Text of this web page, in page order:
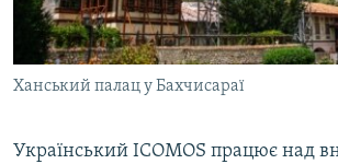
СВІДЧЕННЯ ОКУПАЦІЇ
УКРАЇНСЬКА ПРОБЛЕМА КРИМУ
ІНФОГРАФІКА
Qırımtatar
ДОЛУЧАЙСЯ!
Ханський палац у Бахчисараї
Український ICOMOS працює над